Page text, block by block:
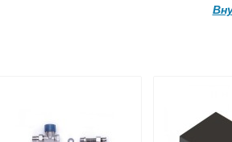
3800 brown
Конвектор
Конвектор